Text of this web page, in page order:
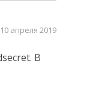
10 апреля 2019
В